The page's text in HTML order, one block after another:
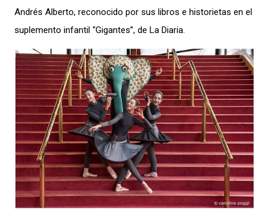
Andrés Alberto, reconocido por sus libros e historietas en el
suplemento infantil “Gigantes”, de La Diaria.